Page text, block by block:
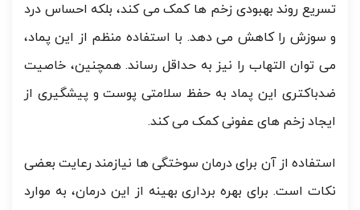
تسریع روند بهبودی زخم ها کمک می کند، بلکه احساس درد
و سوزش را کاهش می دهد. با استفاده منظم از این پماد،
می توان التهاب را نیز به حداقل رساند. همچنین، خاصیت
ضدباکتری این پماد به حفظ سلامتی پوست و پیشگیری از
ایجاد زخم های عفونی کمک می کند.
استفاده از آن برای درمان سوختگی ها نیازمند رعایت بعضی
نکات است. برای بهره برداری بهینه از این درمان، به موارد